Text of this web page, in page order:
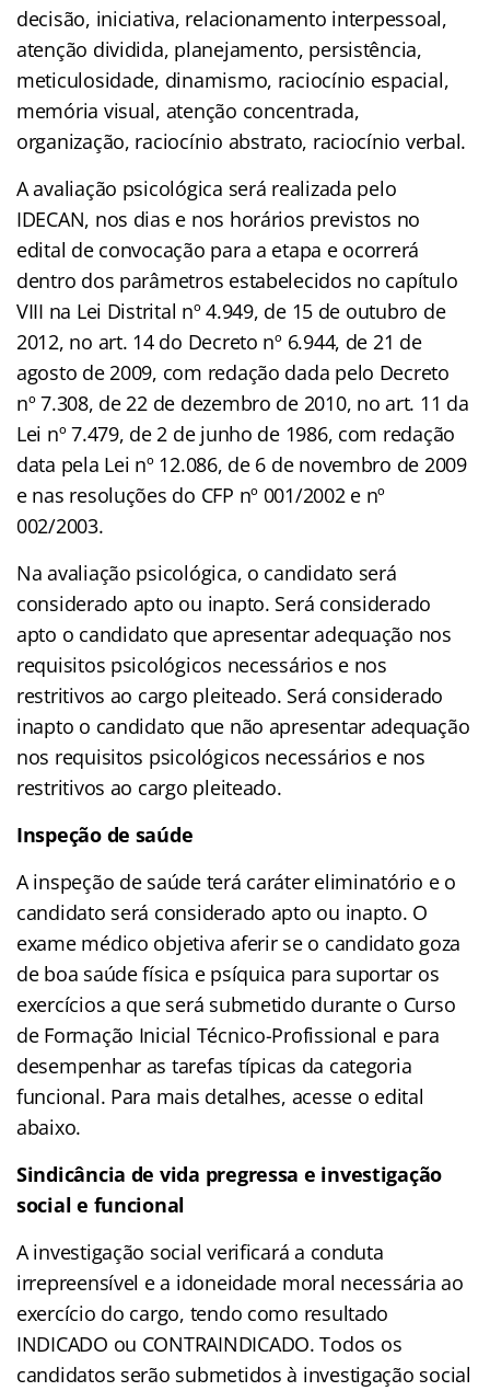
decisão, iniciativa, relacionamento interpessoal,
atenção dividida, planejamento, persistência,
meticulosidade, dinamismo, raciocínio espacial,
memória visual, atenção concentrada,
organização, raciocínio abstrato, raciocínio verbal.
A avaliação psicológica será realizada pelo
IDECAN, nos dias e nos horários previstos no
edital de convocação para a etapa e ocorrerá
dentro dos parâmetros estabelecidos no capítulo
VIII na Lei Distrital nº 4.949, de 15 de outubro de
2012, no art. 14 do Decreto nº 6.944, de 21 de
agosto de 2009, com redação dada pelo Decreto
nº 7.308, de 22 de dezembro de 2010, no art. 11 da
Lei nº 7.479, de 2 de junho de 1986, com redação
data pela Lei nº 12.086, de 6 de novembro de 2009
e nas resoluções do CFP nº 001/2002 e nº
002/2003.
Na avaliação psicológica, o candidato será
considerado apto ou inapto. Será considerado
apto o candidato que apresentar adequação nos
requisitos psicológicos necessários e nos
restritivos ao cargo pleiteado. Será considerado
inapto o candidato que não apresentar adequação
nos requisitos psicológicos necessários e nos
restritivos ao cargo pleiteado.
Inspeção de saúde
A inspeção de saúde terá caráter eliminatório e o
candidato será considerado apto ou inapto. O
exame médico objetiva aferir se o candidato goza
de boa saúde física e psíquica para suportar os
exercícios a que será submetido durante o Curso
de Formação Inicial Técnico-Profissional e para
desempenhar as tarefas típicas da categoria
funcional. Para mais detalhes, acesse o edital
abaixo.
Sindicância de vida pregressa e investigação
social e funcional
A investigação social verificará a conduta
irrepreensível e a idoneidade moral necessária ao
exercício do cargo, tendo como resultado
INDICADO ou CONTRAINDICADO. Todos os
candidatos serão submetidos à investigação social